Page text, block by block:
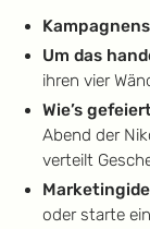
Um das
ihren vier
Wie’s
Abend der
verteilt
oder starte